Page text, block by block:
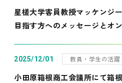
星槎大学客員教授マッケンジ
目指す方へのメッセージとオ
2025/12/01 教員・学生の活躍
小田原箱根商工会議所にて箱